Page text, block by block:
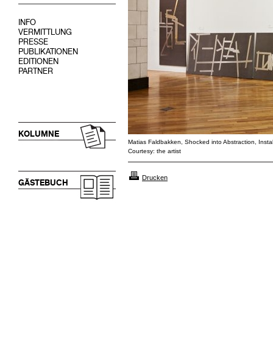
INFO
VERMITTLUNG
PRESSE
PUBLIKATIONEN
EDITIONEN
PARTNER
KOLUMNE
GÄSTEBUCH
Matias Faldbakken, Shocked into Abstraction,
Courtesy: the artist
Drucken